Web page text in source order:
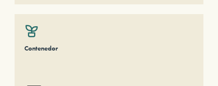
Contenedor